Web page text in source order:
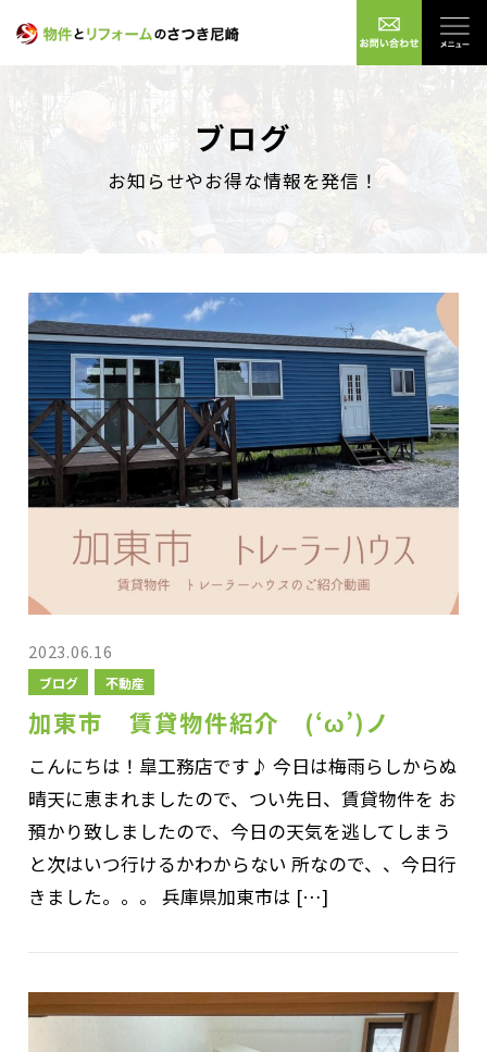
ブログ
お知らせやお得な情報を発信！
2023.06.16
ブログ 不動産
加東市 賃貸物件紹介 (‘ω’)ノ
こんにちは！皐工務店です♪ 今日は梅雨らしからぬ
晴天に恵まれましたので、つい先日、賃貸物件を お
預かり致しましたので、今日の天気を逃してしまう
と次はいつ行けるかわからない 所なので、、今日行
きました。。。 兵庫県加東市は […]